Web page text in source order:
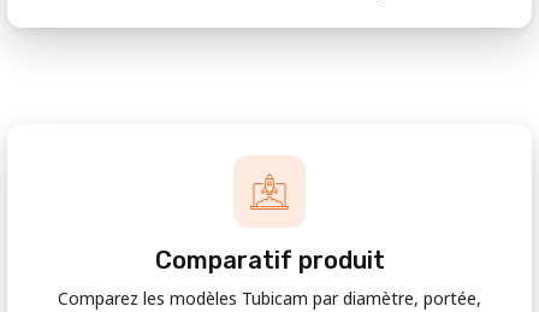
Comparatif produit
Comparez les modèles Tubicam par diamètre, portée,